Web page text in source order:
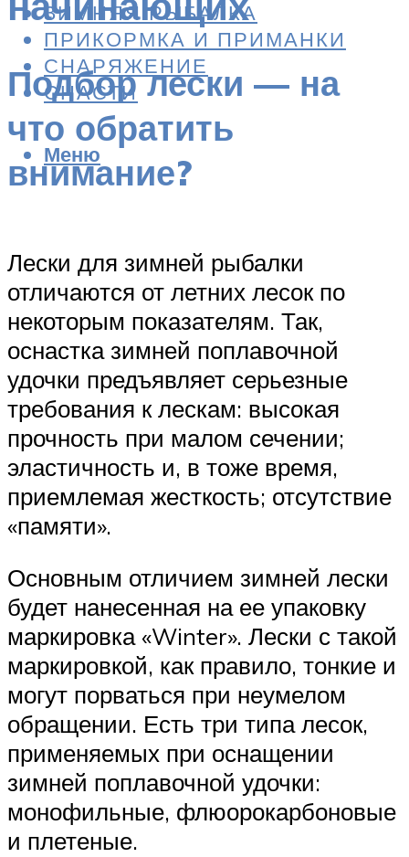
ЗИМНЯЯ РЫБАЛКА
ПРИКОРМКА И ПРИМАНКИ
СНАРЯЖЕНИЕ
СНАСТИ
Меню
Подбор лески — на
что обратить
внимание?
Лески для зимней рыбалки
отличаются от летних лесок по
некоторым показателям. Так,
оснастка зимней поплавочной
удочки предъявляет серьезные
требования к лескам: высокая
прочность при малом сечении;
эластичность и, в тоже время,
приемлемая жесткость; отсутствие
«памяти».
Основным отличием зимней лески
будет нанесенная на ее упаковку
маркировка «Winter». Лески с такой
маркировкой, как правило, тонкие и
могут порваться при неумелом
обращении. Есть три типа лесок,
применяемых при оснащении
зимней поплавочной удочки:
монофильные, флюорокарбоновые
и плетеные.